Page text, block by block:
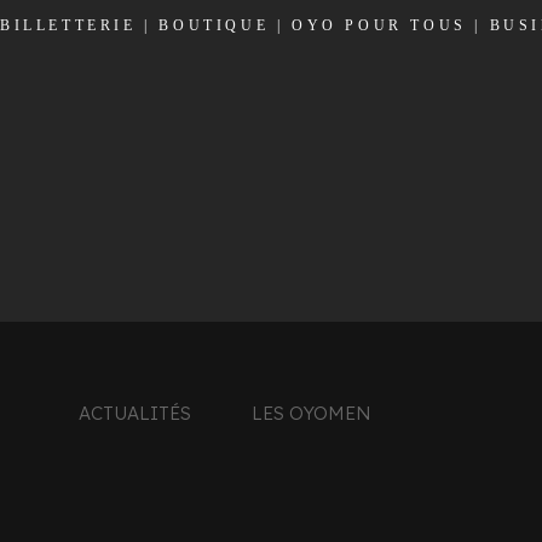
BILLETTERIE |BOUTIQUE |OYO POUR TOUS
ACTUALITÉS LES OYOMEN